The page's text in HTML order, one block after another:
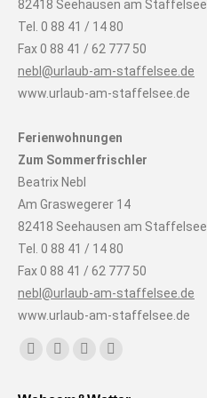
82418 Seehausen am Staffelsee
Tel. 0 88 41 / 14 80
Fax 0 88 41 / 62 777 50
nebl@urlaub-am-staffelsee.de
www.urlaub-am-staffelsee.de
Ferienwohnungen
Zum Sommerfrischler
Beatrix Nebl
Am Graswegerer 14
82418 Seehausen am Staffelsee
Tel. 0 88 41 / 14 80
Fax 0 88 41 / 62 777 50
nebl@urlaub-am-staffelsee.de
www.urlaub-am-staffelsee.de
Finden Sie uns auf: